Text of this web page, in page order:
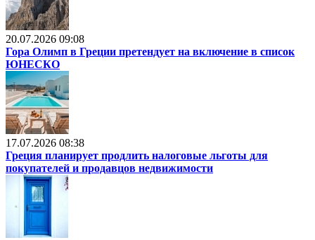
20.07.2026 09:08
Гора Олимп в Греции претендует на включение в список
ЮНЕСКО
17.07.2026 08:38
Греция планирует продлить налоговые льготы для
покупателей и продавцов недвижимости